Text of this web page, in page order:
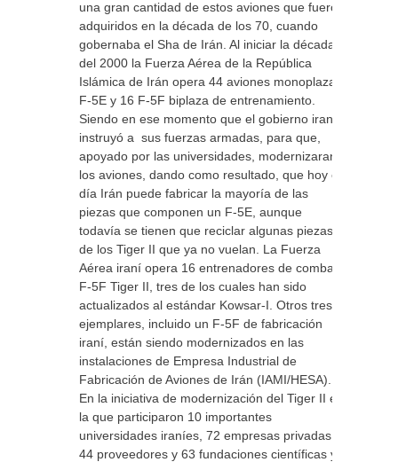
una gran cantidad de estos aviones que fueron
adquiridos en la década de los 70, cuando
gobernaba el Sha de Irán. Al iniciar la década
del 2000 la Fuerza Aérea de la República
Islámica de Irán opera 44 aviones monoplaza
F-5E y 16 F-5F biplaza de entrenamiento.
Siendo en ese momento que el gobierno iraní
instruyó a sus fuerzas armadas, para que,
apoyado por las universidades, modernizaran
los aviones, dando como resultado, que hoy en
día Irán puede fabricar la mayoría de las
piezas que componen un F-5E, aunque
todavía se tienen que reciclar algunas piezas
de los Tiger II que ya no vuelan. La Fuerza
Aérea iraní opera 16 entrenadores de combate
F-5F Tiger II, tres de los cuales han sido
actualizados al estándar Kowsar-I. Otros tres
ejemplares, incluido un F-5F de fabricación
iraní, están siendo modernizados en las
instalaciones de Empresa Industrial de
Fabricación de Aviones de Irán (IAMI/HESA).
En la iniciativa de modernización del Tiger II en
la que participaron 10 importantes
universidades iraníes, 72 empresas privadas,
44 proveedores y 63 fundaciones científicas y